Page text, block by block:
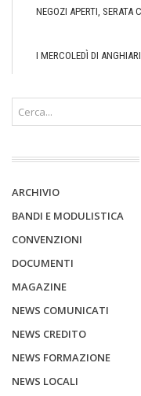
NEGOZI APERTI, SERATA
I MERCOLEDÌ DI ANGHIARI
ARCHIVIO
BANDI E MODULISTICA
CONVENZIONI
DOCUMENTI
MAGAZINE
NEWS COMUNICATI
NEWS CREDITO
NEWS FORMAZIONE
NEWS LOCALI